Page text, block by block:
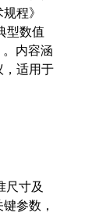
程》
型数值
。内容涵
，适用于
尺寸及
参数，